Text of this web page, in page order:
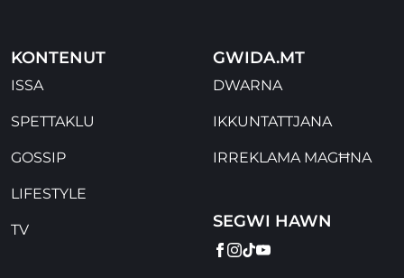
KONTENUT
ISSA
SPETTAKLU
GOSSIP
LIFESTYLE
TV
GWIDA.MT
DWARNA
IKKUNTATTJANA
IRREKLAMA MAGĦNA
SEGWI HAWN
FACEBOOK
INSTAGRAM
TIKTOK
YOUTUBE